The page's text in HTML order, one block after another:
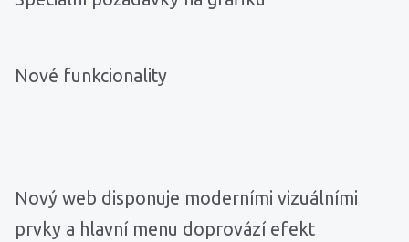
Nové funkcionality
Nový web disponuje moderními vizuálními
prvky a hlavní menu doprovází efekt